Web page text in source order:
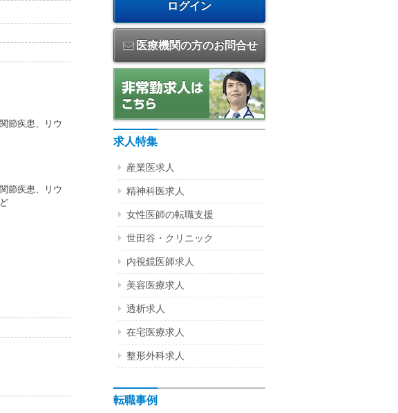
節疾患、リウ
節疾患、リウ
ログイン
医療機関の方のお問合せ
求人特集
産業医求人
精神科医求人
女性医師の転職支援
世田谷・クリニック
内視鏡医師求人
美容医療求人
透析求人
在宅医療求人
整形外科求人
転職事例